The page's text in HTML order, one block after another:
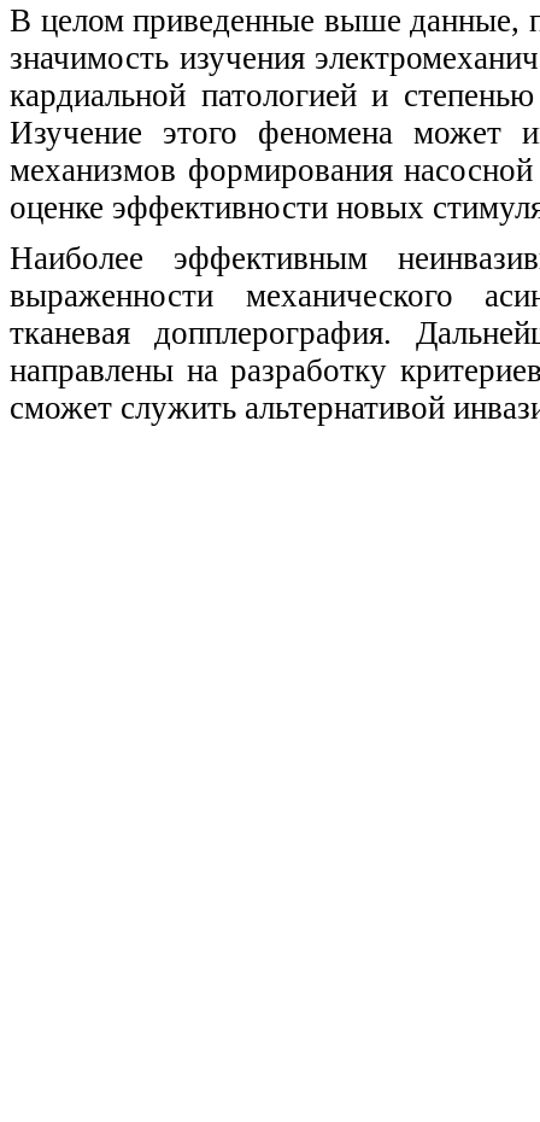
В целом приведенные выше
значимость изучения
кардиальной патологией и
Изучение этого феномена может
механизмов формирования
оценке эффективности новых
Наиболее эффективным
выраженности механического
тканевая допплерография.
направлены на разработку
сможет служить альтернативой